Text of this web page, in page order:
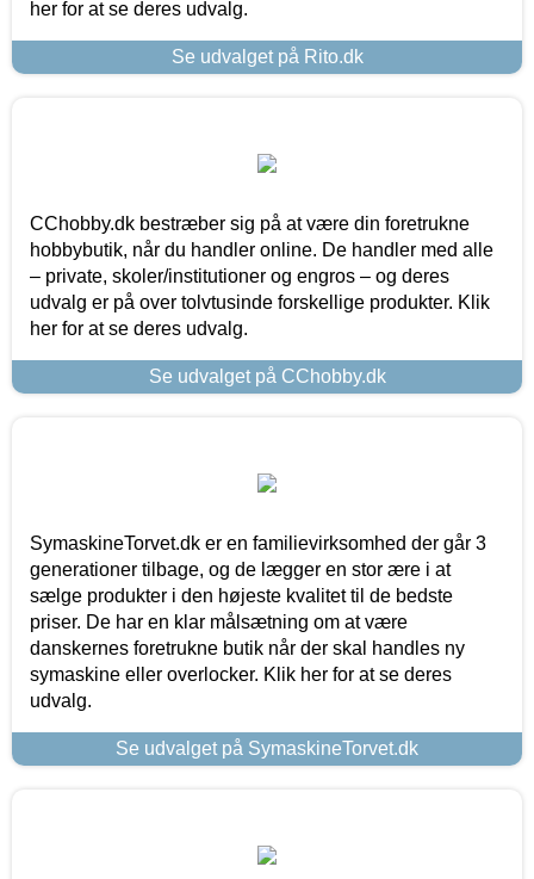
her for at se deres udvalg.
Se udvalget på Rito.dk
CChobby.dk bestræber sig på at være din foretrukne
hobbybutik, når du handler online. De handler med alle
– private, skoler/institutioner og engros – og deres
udvalg er på over tolvtusinde forskellige produkter. Klik
her for at se deres udvalg.
Se udvalget på CChobby.dk
SymaskineTorvet.dk er en familievirksomhed der går 3
generationer tilbage, og de lægger en stor ære i at
sælge produkter i den højeste kvalitet til de bedste
priser. De har en klar målsætning om at være
danskernes foretrukne butik når der skal handles ny
symaskine eller overlocker. Klik her for at se deres
udvalg.
Se udvalget på SymaskineTorvet.dk